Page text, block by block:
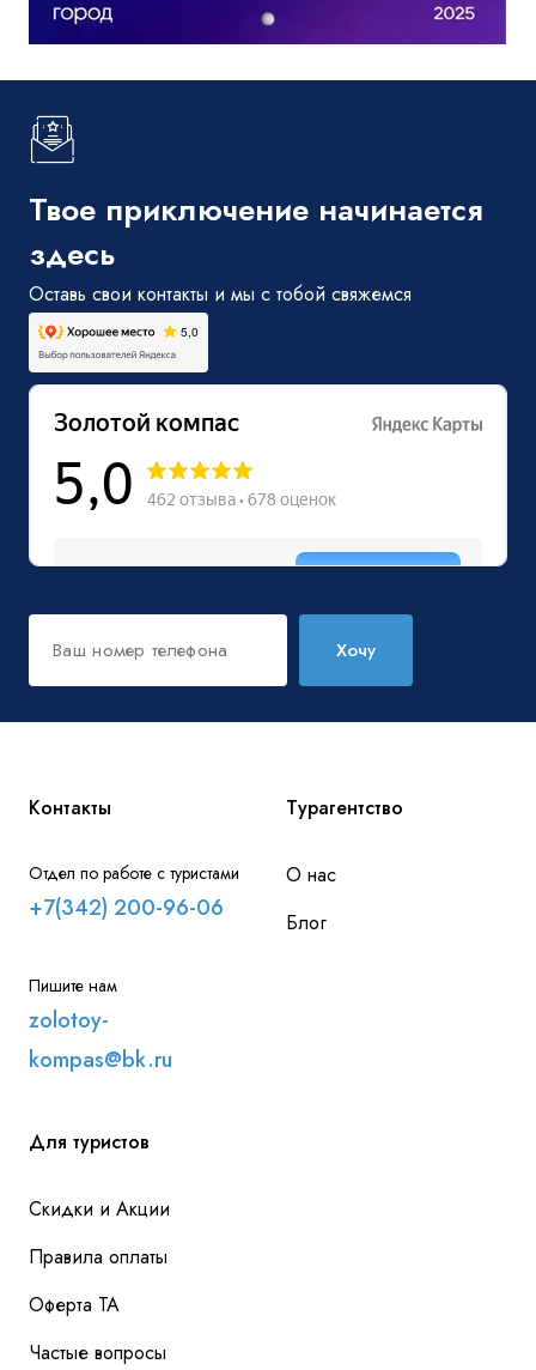
Твое приключение начинается
здесь
Оставь свои контакты и мы с тобой свяжемся
Хочу
Контакты
Отдел по работе с туристами
+7(342) 200-96-06
Пишите нам
zolotoy-
kompas@bk.ru
Турагентство
О нас
Блог
Для туристов
Скидки и Акции
Правила оплаты
Оферта ТА
Частые вопросы